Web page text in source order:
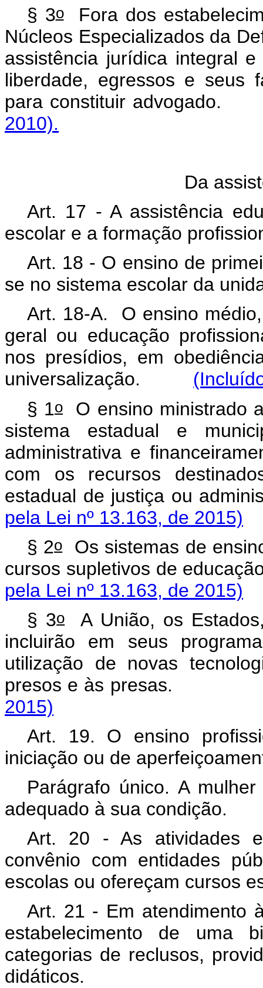
§ 3oFora dos
Núcleos Especializados da
assistência jurídica integral
liberdade, egressos e seus
para constituir
2010).
Da
Art. 17 - A assistência
escolar e a formação
Art. 18 - O ensino de
se no sistema escolar da
Art. 18-A. O ensino
geral ou educação
nos presídios, em
universalização.
§ 1oO ensino ministrado
sistema estadual e
administrativa e
com os recursos
estadual de justiça ou
pela Lei nº 13.163, de 2015)
§ 2oOs sistemas de
cursos supletivos de
pela Lei nº 13.163, de 2015)
§ 3oA União, os
incluirão em seus
utilização de novas
presos e às presas.
2015)
Art. 19. O ensino
iniciação ou de
Parágrafo único. A
adequado à sua condição.
Art. 20 - As atividades
convênio com entidades
escolas ou ofereçam cursos
Art. 21 - Em atendimento
estabelecimento de uma
categorias de reclusos,
didáticos.